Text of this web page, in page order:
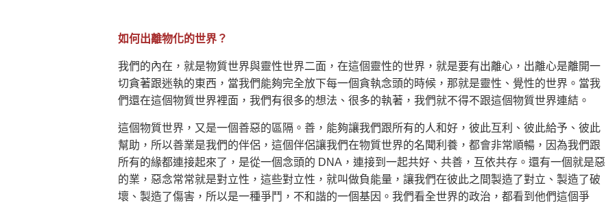
如何出離物化的世界？
我們的內在，就是物質世界與靈性世界二面，在這個靈性的世界，就是要有出離心，出離心是離開一
切貪著跟迷執的東西，當我們能夠完全放下每一個貪執念頭的時候，那就是靈性、覺性的世界。當我
們還在這個物質世界裡面，我們有很多的想法、很多的執著，我們就不得不跟這個物質世界連結。
這個物質世界，又是一個善惡的區隔。善，能夠讓我們跟所有的人和好，彼此互利、彼此給予、彼此
幫助，所以善業是我們的伴侶，這個伴侶讓我們在物質世界的名聞利養，都會非常順暢，因為我們跟
所有的緣都連接起來了，是從一個念頭的 DNA，連接到一起共好、共善，互依共存。還有一個就是惡
的業，惡念常常就是對立性，這些對立性，就叫做負能量，讓我們在彼此之間製造了對立、製造了破
壞、製造了傷害，所以是一種爭鬥，不和諧的一個基因。我們看全世界的政治，都看到他們這個爭